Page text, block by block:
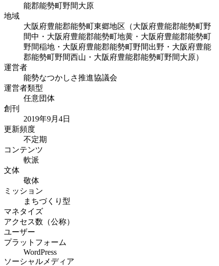
能郡能勢町野間大原
地域
大阪府豊能郡能勢町東郷地区（大阪府豊能郡能勢町野
間中・大阪府豊能郡能勢町地黄・大阪府豊能郡能勢町
野間稲地・大阪府豊能郡能勢町野間出野・大阪府豊能
郡能勢町野間西山・大阪府豊能郡能勢町野間大原）
運営者
能勢なつかしさ推進協議会
運営者類型
任意団体
創刊
2019年9月4日
更新頻度
不定期
コンテンツ
軟派
文体
敬体
ミッション
まちづくり型
マネタイズ
アクセス数（公称）
ユーザー
プラットフォーム
WordPress
ソーシャルメディア